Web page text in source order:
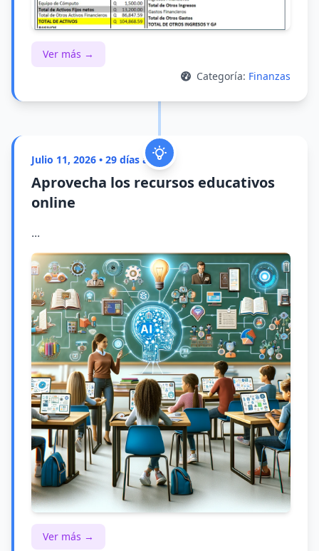
Ver más →
Categoría: Finanzas
Julio 11, 2026 • 29 días atrás
Aprovecha los recursos educativos
online
...
Ver más →